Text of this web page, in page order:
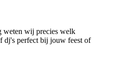
weten wij precies welk
dj's perfect bij jouw feest of